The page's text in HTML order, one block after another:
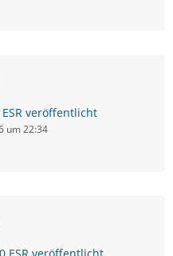
veröffentlicht
um 22:34